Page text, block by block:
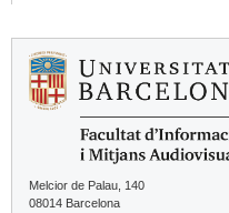
Melcior de Palau, 140
08014 Barcelona